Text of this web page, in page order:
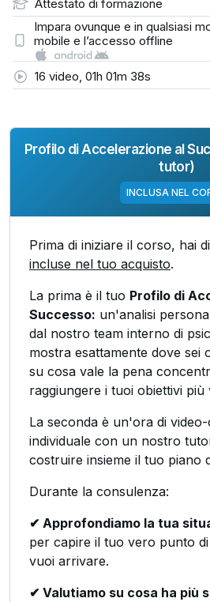
Attestato di formazione
Impara ovunque e in qualsiasi
mobile e l’accesso offline
16 video, 01h 01m 38s
Profilo di Accelerazione al
tutor)
INCLUSA NEL
Prima di iniziare il corso, hai
incluse nel tuo acquisto.
La prima è il tuo Profilo di
Successo: un'analisi
dal nostro team interno di
mostra esattamente dove sei
su cosa vale la pena
raggiungere i tuoi obiettivi più
La seconda è un'ora di
individuale con un nostro
costruire insieme il tuo piano
Durante la consulenza:
✔ Approfondiamo la tua
per capire il tuo vero punto
vuoi arrivare.
✔ Valutiamo su cosa ha più